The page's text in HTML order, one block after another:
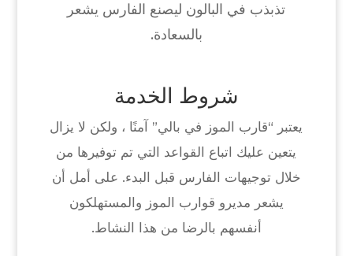
تذبذب في البالون ليصنع الفارس يشعر
بالسعادة.
شروط الخدمة
يعتبر “قارب الموز في بالي” آمنًا ، ولكن لا يزال
يتعين عليك اتباع القواعد التي تم توفيرها من
خلال توجيهات الفارس قبل البدء. على أمل أن
يشعر مديرو قوارب الموز والمستهلكون
أنفسهم بالرضا من هذا النشاط.